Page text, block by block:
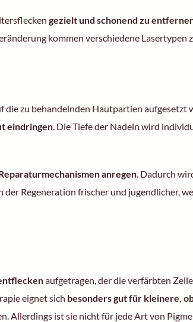
gezielt und schonend zu
kommen verschiedene Lasertypen
zu behandelnden Hautpartien aufgesetzt
eindringen. Die Tiefe der Nadeln wird
anregen. Dadurch
Regeneration frischer und jugendlicher,
aufgetragen, der die verfärbten
eignet sich besonders gut für kleinere,
Allerdings ist sie nicht für jede Art von